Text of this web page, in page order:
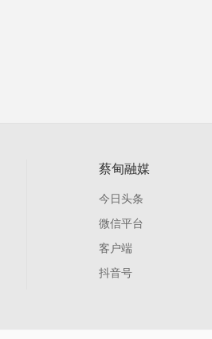
蔡甸融媒
今日头条
微信平台
客户端
抖音号